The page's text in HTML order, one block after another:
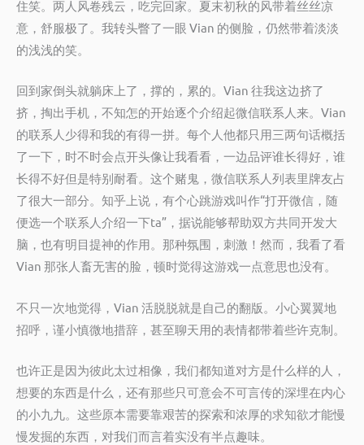
住笑。两人风卷残云，吃完回家。夏末初秋的风带着丝丝凉
意，舒服极了。我转头瞥了一眼 Vian 的侧脸，仍然带着淡淡
的浅浅的笑。
回到家倒头就躺床上了，撑的，累的。Vian 往我这边挤了
挤，掏出手机，不知怎的开始逐个介绍起微信联系人来。Vian
的联系人少得和我的有得一拼。每个人他都只用三两句话概括
了一下，时不时会点开头像让我看看，一边品评谁长得好，谁
长得不好但是特别耐看。这个赌鬼，微信联系人列表里牌友占
了很大一部分。知乎上说，有个心跳游戏叫作“打开微信，随
便选一个联系人介绍一下ta”，据说能够帮助双方共同开发大
脑，也有明目提神的作用。那种氛围，刺激！然而，我看了看
Vian 那张人畜无害的脸，顿时觉得这游戏一点意思也没有。
不只一次地觉得，Vian 活脱脱就是自己的翻版。小心翼翼地
招呼，谨小慎微地措辞，甚至聊天用的表情都带着些许克制。
也许正是因为彼此太过相像，我们都知道对方是什么样的人，
想要的东西是什么，还有那些只可意会不可言传的深埋在内心
的小九九。这些原本需要靠艰苦的探索和浓厚的求知欲才能慢
慢发掘的东西，对我们而言着实没有半点趣味。